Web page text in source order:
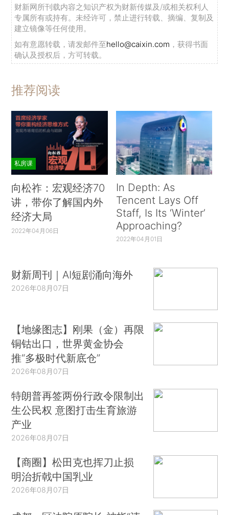
财新网所刊载内容之知识产权为财新传媒及/或相关权利人
专属所有或持有。未经许可，禁止进行转载、摘编、复制及
建立镜像等任何使用。
如有意愿转载，请发邮件至hello@caixin.com ，获得书面
确认及授权后，方可转载。
推荐阅读
私房课
向松祚：宏观经济70
讲，带你了解国内外
经济大局
2022年04月06日
In Depth: As
Tencent Lays Off
Staff, Is Its ‘Winter’
Approaching?
2022年04月01日
财新周刊｜AI短剧涌向海外
2026年08月07日
【地缘图志】刚果（金）再限
铜钴出口，世界黄金协会
推“多极时代新底仓”
2026年08月07日
特朗普再签两份行政令限制出
生公民权 意图打击生育旅游
产业
2026年08月07日
【商圈】松田克也挥刀止损
明治折戟中国乳业
2026年08月07日